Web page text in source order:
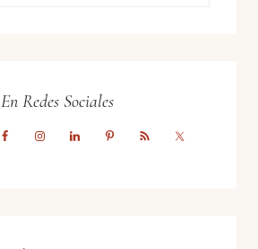
En Redes Sociales